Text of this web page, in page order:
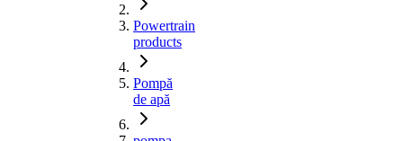
Powertrain
products
Pompă
de apă